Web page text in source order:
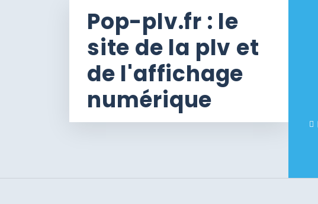
Pop-plv.fr : le
site de la plv et
de l'affichage
numérique